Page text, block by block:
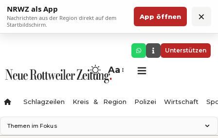
NRWZ als App
Nachrichten aus der Region direkt auf dem
Startbildschirm.
App öffnen ×
Unterstützen
Aa
Schlagzeilen Kreis & Region Polizei Wirtschaft
Themen im Fokus